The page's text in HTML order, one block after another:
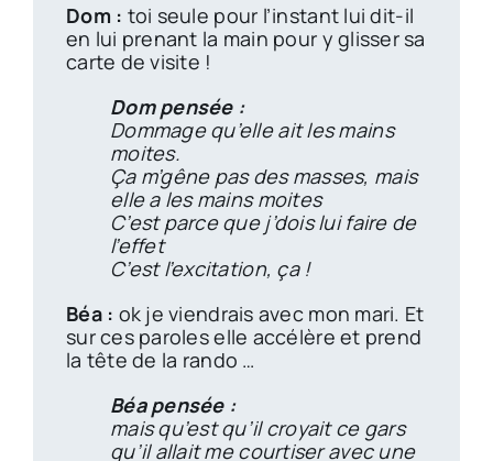
Dom : toi seule pour l’instant lui dit-il
en lui prenant la main pour y glisser sa
carte de visite !
Dom pensée :
Dommage qu’elle ait les mains
moites.
Ça m’gêne pas des masses, mais
elle a les mains moites
C’est parce que j’dois lui faire de
l’effet
C’est l’excitation, ça !
Béa : ok je viendrais avec mon mari. Et
sur ces paroles elle accélère et prend
la tête de la rando …
Béa pensée :
mais qu’est qu’il croyait ce gars
qu’il allait me courtiser avec une